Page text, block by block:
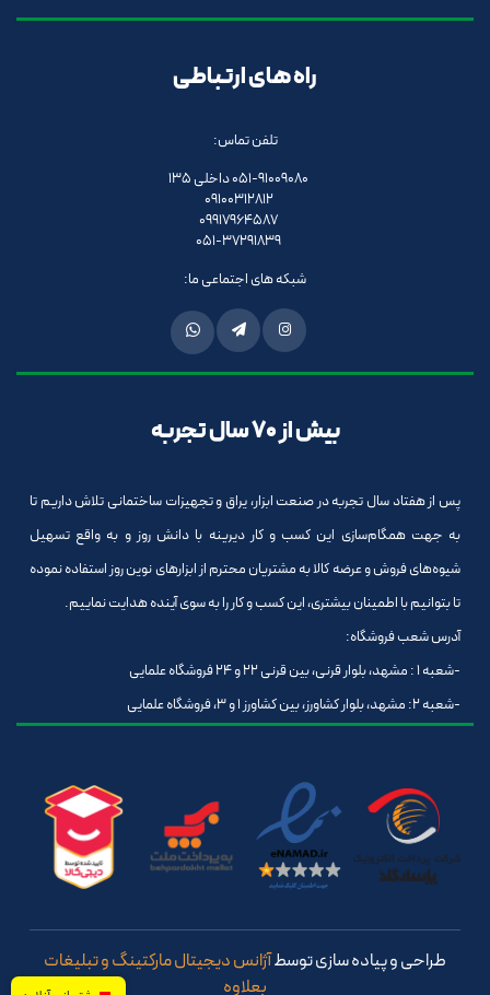
راه های ارتباطی
تلفن تماس:
051-91009080 داخلی 135
09100312812
09917964587
051-37291839
شبکه های اجتماعی ما:
بیش از 70 سال تجربه
پس از هفتاد سال تجربه در صنعت ابزار، یراق و تجهیزات ساختمانی تلاش داریم تا
به جهت همگام‌سازی این کسب و کار دیرینه با دانش روز و به واقع تسهیل
شیوه‌های فروش و عرضه کالا به مشتریان محترم از ابزارهای نوین روز استفاده نموده
تا بتوانیم با اطمینان بیشتری، این کسب و کار را به سوی آینده هدایت نماییم.
آدرس شعب فروشگاه:
-شعبه 1 : مشهد، بلوار قرنی، بین قرنی 22 و 24 فروشگاه علمایی
-شعبه 2: مشهد، بلوار کشاورز، بین کشاورز 1 و 3، فروشگاه علمایی
طراحی و پیاده سازی توسطآژانس دیجیتال مارکتینگ و تبلیغات
بعلاوه